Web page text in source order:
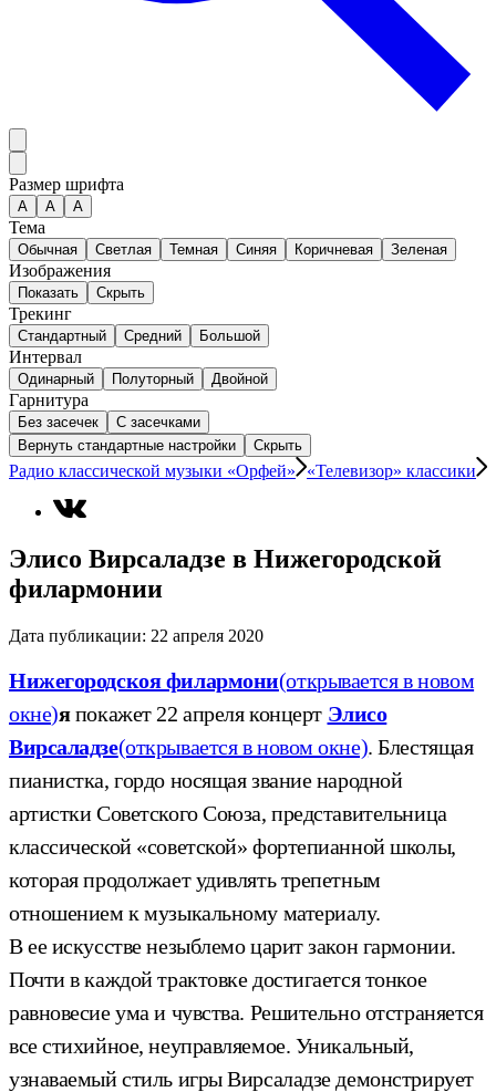
Размер шрифта
А A A
Тема
Обычная Светлая Темная Синяя Коричневая Зеленая
Изображения
Показать Скрыть
Трекинг
Стандартный Средний Большой
Интервал
Одинарный Полуторный Двойной
Гарнитура
Без засечек
С засечками
Вернуть стандартные настройки
Скрыть
Радио классической музыки «Орфей» «Телевизор» классики
Элисо Вирсаладзе в Нижегородской
филармонии
Дата публикации: 22 апреля 2020
Нижегородскоя филармони(открывается в новом
окне)япокажет 22 апреля концерт Элисо
Вирсаладзе(открывается в новом окне). Блестящая
пианистка, гордо носящая звание народной
артистки Советского Союза, представительница
классической «советской» фортепианной школы,
которая продолжает удивлять трепетным
отношением к музыкальному материалу.
В ее искусстве незыблемо царит закон гармонии.
Почти в каждой трактовке достигается тонкое
равновесие ума и чувства. Решительно отстраняется
все стихийное, неуправляемое. Уникальный,
узнаваемый стиль игры Вирсаладзе демонстрирует